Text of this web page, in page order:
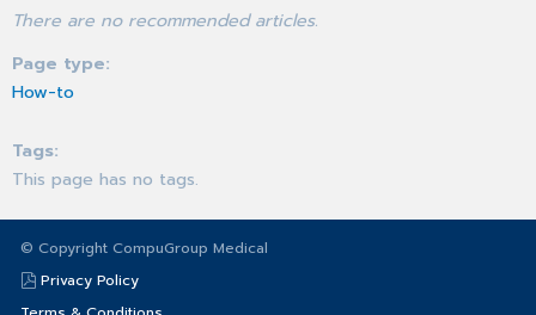
There are no recommended articles.
Page type
How-to
Tags
This page has no tags.
© Copyright CompuGroup Medical
Privacy Policy